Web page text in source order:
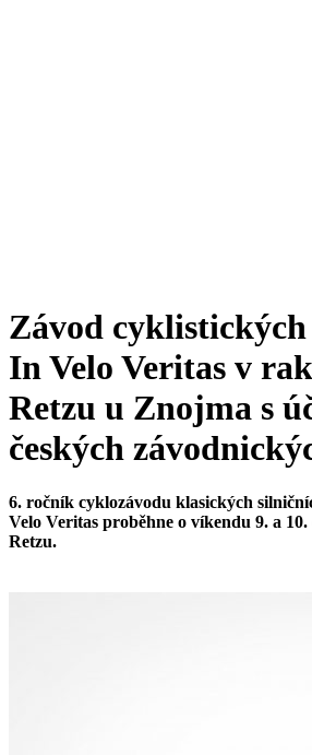
Závod
In Velo Veritas v
Retzu u Znojma s
českých
6. ročník cyklozávodu klasických
Velo Veritas proběhne o víkendu 9. a
Retzu.